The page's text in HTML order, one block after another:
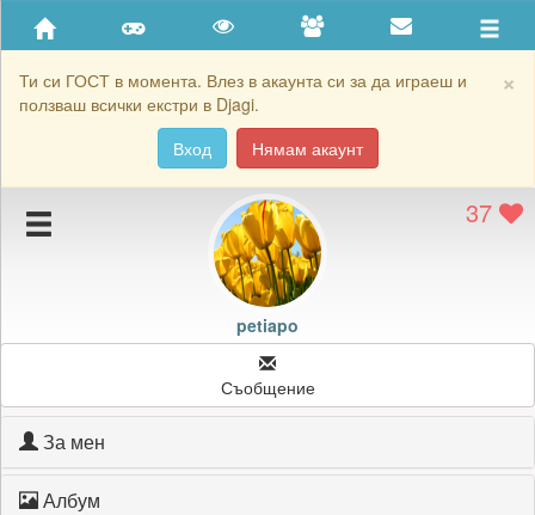
×
Ти си ГОСТ в момента. Влез в акаунта си за да играеш и
ползваш всички екстри в Djagi.
Вход
Нямам акаунт
Приятели
Хронология на игри
Подаръците на petiapo
Картичките на petiapo
37
petiapo
Съобщение
За мен
Албум